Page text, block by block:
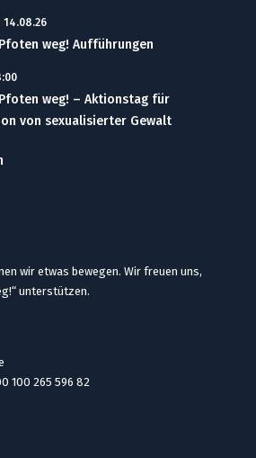
14.08.26
weg! Aufführungen
weg! – Aktionstag für
von sexualisierter Gewalt
wir etwas bewegen. Wir freuen uns,
unterstützen.
100 265 596 82